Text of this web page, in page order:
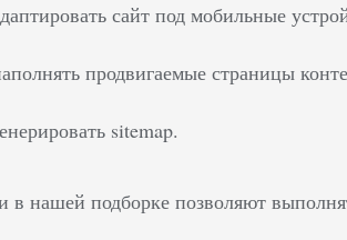
сайт под мобильные
продвигаемые страницы
sitemap.
в нашей подборке позволяют